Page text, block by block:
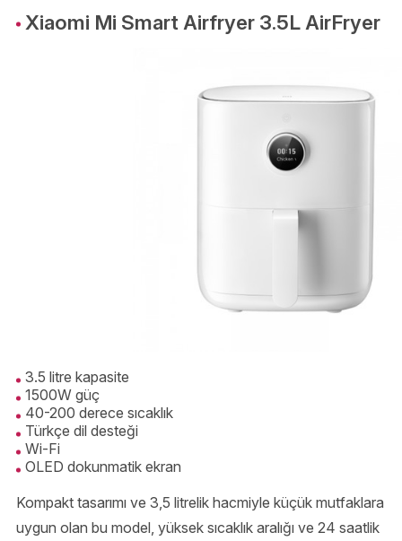
Xiaomi Mi Smart Airfryer 3.5L AirFryer
3.5 litre kapasite
1500W güç
40-200 derece sıcaklık
Türkçe dil desteği
Wi-Fi
OLED dokunmatik ekran
Kompakt tasarımı ve 3,5 litrelik hacmiyle küçük mutfaklara
uygun olan bu model, yüksek sıcaklık aralığı ve 24 saatlik